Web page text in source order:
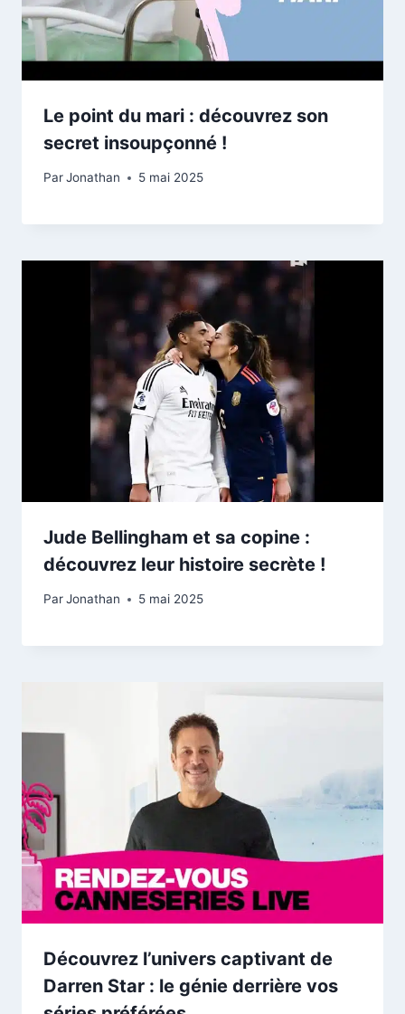
Le point du mari : découvrez son
secret insoupçonné !
ParJonathan 5 mai 2025
Jude Bellingham et sa copine :
découvrez leur histoire secrète !
ParJonathan 5 mai 2025
Découvrez l’univers captivant de
Darren Star : le génie derrière vos